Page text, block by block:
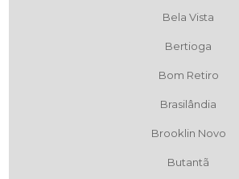
Bela Vista
Bertioga
Bom Retiro
Brasilândia
Brooklin Novo
Butantã